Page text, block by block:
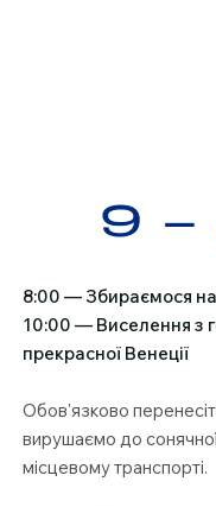
9 –
8:00 — Збираємося на
10:00 — Виселення з
прекрасної Венеції
Обов'язково
вирушаємо до сонячної
місцевому транспорті.